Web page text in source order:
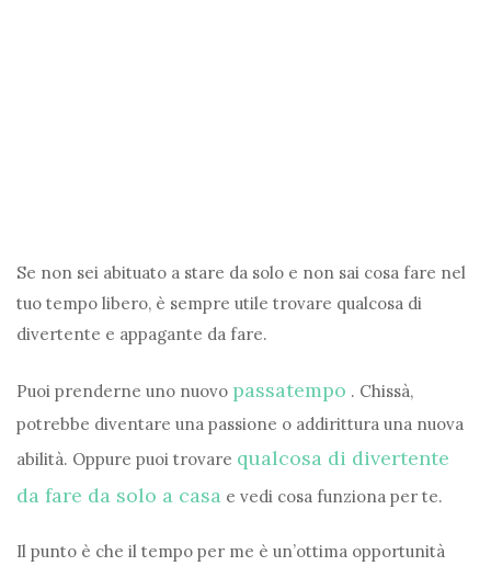
Se non sei abituato a stare da solo e non sai cosa fare nel
tuo tempo libero, è sempre utile trovare qualcosa di
divertente e appagante da fare.
Puoi prenderne uno nuovo passatempo . Chissà,
potrebbe diventare una passione o addirittura una nuova
abilità. Oppure puoi trovare qualcosa di divertente
da fare da solo a casa e vedi cosa funziona per te.
Il punto è che il tempo per me è un’ottima opportunità